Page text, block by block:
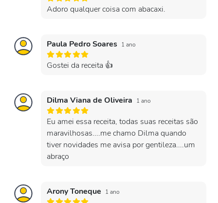
Adoro qualquer coisa com abacaxi.
Paula Pedro Soares 1 ano
Gostei da receita 👍
Dilma Viana de Oliveira 1 ano
Eu amei essa receita, todas suas receitas são
maravilhosas....me chamo Dilma quando
tiver novidades me avisa por gentileza....um
abraço
Arony Toneque 1 ano